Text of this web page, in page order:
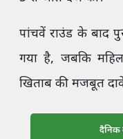
पांचवें राउंड के बाद
गया है, जबकि
खिताब की मजबूत
दैनिक